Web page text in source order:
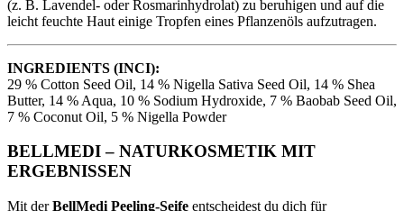
(z. B. Lavendel- oder Rosmarinhydrolat) zu beruhigen und auf die
leicht feuchte Haut einige Tropfen eines Pflanzenöls aufzutragen.
INGREDIENTS (INCI):
29 % Cotton Seed Oil, 14 % Nigella Sativa Seed Oil, 14 % Shea
Butter, 14 % Aqua, 10 % Sodium Hydroxide, 7 % Baobab Seed Oil,
7 % Coconut Oil, 5 % Nigella Powder
BELLMEDI – NATURKOSMETIK MIT
ERGEBNISSEN
Mit derBellMedi Peeling-Seife entscheidest du dich für